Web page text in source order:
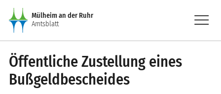
Direkt zum Inhalt
Mülheim an der Ruhr
Amtsblatt
menu
Öffentliche Zustellung eines
Bußgeldbescheides